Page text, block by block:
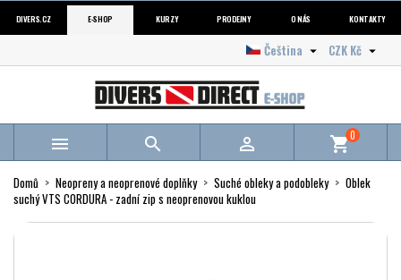
DIVERS.CZ E-SHOP KURZY PRODEJNY O NÁS KONTAKTY
CZK Kč 
Čeština 
   shopping_cart0
Domů Neopreny a neoprenové doplňky Suché obleky a podobleky
Oblek
suchý VTS CORDURA - zadní zip s neoprenovou kuklou